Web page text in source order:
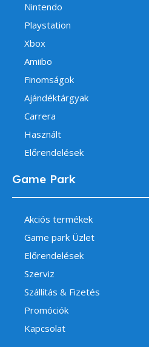
Nintendo
Playstation
Xbox
Amiibo
Finomságok
Ajándéktárgyak
Carrera
Használt
Előrendelések
Game Park
Akciós termékek
Game park Üzlet
Előrendelések
Szerviz
Szállítás & Fizetés
Promóciók
Kapcsolat